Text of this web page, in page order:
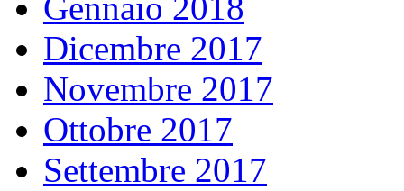
Dicembre 2017
Novembre 2017
Ottobre 2017
Settembre 2017